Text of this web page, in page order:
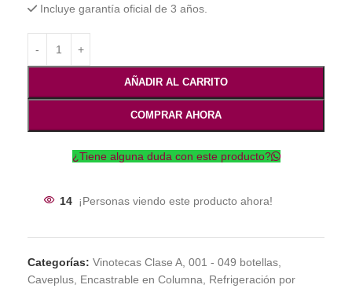
Incluye garantía oficial de 3 años.
AÑADIR AL CARRITO
COMPRAR AHORA
¿Tiene alguna duda con este producto?
14 ¡Personas viendo este producto ahora!
Categorías: Vinotecas Clase A 001 - 049 botellas
Caveplus Encastrable en Columna
Refrigeración por